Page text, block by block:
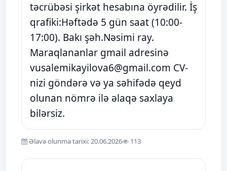
təcrübəsi şirkət hesabına öyrədilir. İş
qrafiki:Həftədə 5 gün saat (10:00-
17:00). Bakı şəh.Nəsimi ray.
Maraqlananlar gmail adresinə
vusalemikayilova6@gmail.com CV-
nizi göndərə və ya səhifədə qeyd
olunan nömrə ilə əlaqə saxlaya
bilərsiz.
Əlavə olunma tarixi: 20.06.2026 113